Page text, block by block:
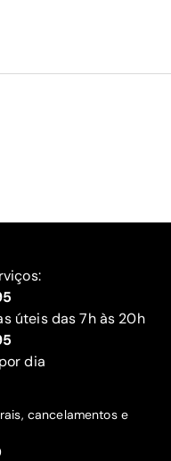
úteis das 7h às 20h
dia
cancelamentos e